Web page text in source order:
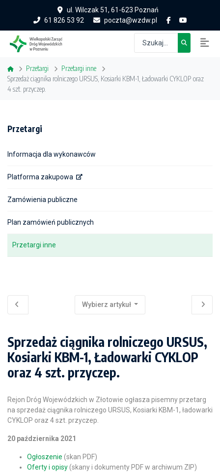
ul. Wilczak 51, 61-623 Poznań
61 826 53 92
poczta@wzdw.pl
Przetargi
Przetargi inne
Sprzedaż ciągnika rolniczego URSUS, Kosiarki KBM-1, Ładowarki CYKLOP oraz
4 szt. przyczep.
Przetargi
Informacja dla wykonawców
Platforma zakupowa
Zamówienia publiczne
Plan zamówień publicznych
Przetargi inne
Wybierz artykuł
Sprzedaż ciągnika rolniczego URSUS,
Kosiarki KBM-1, Ładowarki CYKLOP
oraz 4 szt. przyczep.
Rejon Dróg Wojewódzkich w Złotowie ogłasza pisemny przetarg
na sprzedaż ciągnika rolniczego URSUS, Kosiarki KBM-1, ładowarki
CYKLOP oraz 4 szt. przyczep.
20 października 2021
Ogłoszenie (skan PDF)
Oferty i opisy(skany i dokumenty PDF w archiwum ZIP)